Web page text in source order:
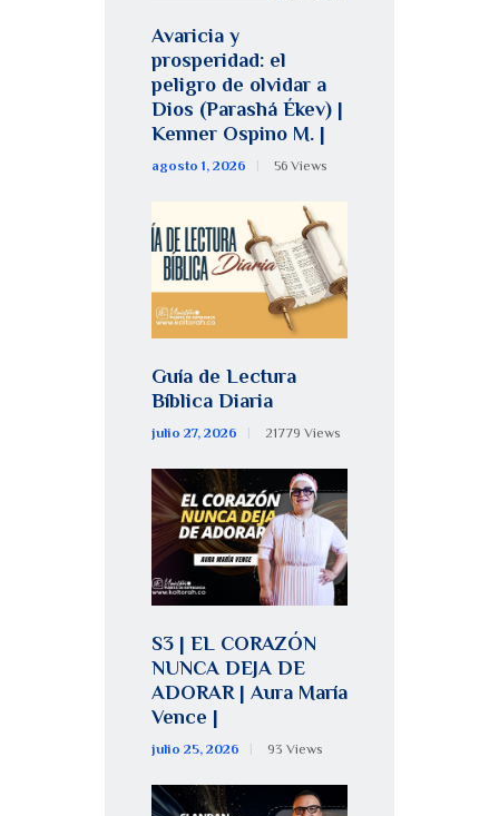
Avaricia y
prosperidad: el
peligro de olvidar a
Dios (Parashá Ékev) |
Kenner Ospino M. |
agosto 1, 2026 56 Views
Guía de Lectura
Bíblica Diaria
julio 27, 2026 21779 Views
S3 | EL CORAZÓN
NUNCA DEJA DE
ADORAR | Aura María
Vence |
julio 25, 2026 93 Views